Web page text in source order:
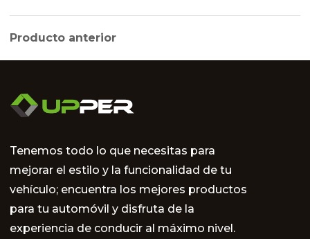
Producto anterior
Tenemos todo lo que necesitas para
mejorar el estilo y la funcionalidad de tu
vehículo; encuentra los mejores productos
para tu automóvil y disfruta de la
experiencia de conducir al máximo nivel.